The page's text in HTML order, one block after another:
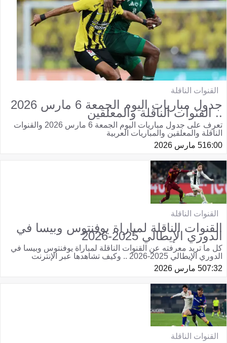
القنوات الناقلة
جدول مباريات اليوم الجمعة 6 مارس 2026
.. القنوات الناقلة والمعلقين
تعرف على جدول مباريات اليوم الجمعة 6 مارس 2026 والقنوات
الناقلة والمعلقين والمباريات العربية
16:005 مارس 2026
القنوات الناقلة
القنوات الناقلة لمباراة يوفنتوس وبيسا في
الدوري الإيطالي 2025-2026
كل ما تريد معرفته عن القنوات الناقلة لمباراة يوفنتوس وبيسا في
الدوري الإيطالي 2025-2026 .. وكيف تشاهدها عبر الإنترنت
07:325 مارس 2026
القنوات الناقلة